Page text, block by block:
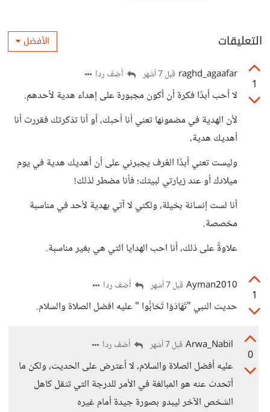
التعليقات الأفضل
1
raghd_agaafar قبل 7 أشهر أضف ردا
لا أحب أبدًا فكرة أن أكون مجبورة على إهداء هدية لأحدهم.
لأن الهدية في مضمونها تعني أنا أحبك، أو أنا تذكرتك فقررت أنا
أهديك هدية،
وليست تعني أبدًا العُرف يجبرني على أن أهديك هدية في يوم
ميلادك أو عند زيارتي لبيتك؛ فأنا مضطر لذلك!
أنا لست إنسانة بخيلة، ولكني لا آتي بهدية لأحد في مناسبة
مخصصة.
علاوةً على ذلك، أنا احب الهدايا التي هي بغير مناسبة.
1
Ayman2010 قبل 7 أشهر أضف ردا
حديث النبي "تَهَادَوْا تَحَابُّوا " عليه افضل الصلاة والسلام.
0
Arwa_Nabil قبل 7 أشهر أضف ردا
عليه أفضل الصلاة والسلام، لا أعترض على الحديث، ولكن ما
أتحدث عنه هو المبالغة في الأمر للدرجة التي تثقل كاهل
الشخص الآخر ليبدو بصورة جيدة أمام غيره